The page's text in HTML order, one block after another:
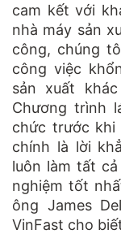
cam kết với
nhà máy sản
công, chúng
công việc
sản xuất
Chương trình
chức trước khi
chính là lời
luôn làm tất
nghiệm tốt
ông James
VinFast cho